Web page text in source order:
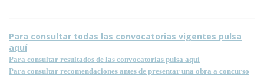
Para consultar todas las convocatorias vigentes pulsa
aquí
Para consultar resultados de las convocatorias pulsa aquí
Para consultar recomendaciones antes de presentar una obra a concurso